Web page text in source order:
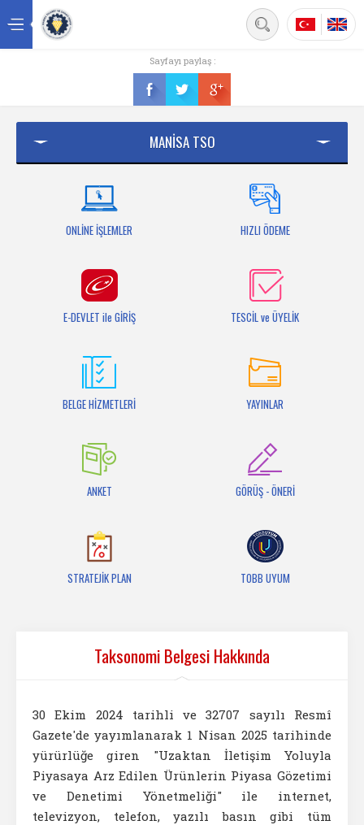
Üyelik
Bilgi Bankası
Sayfayı paylaş :
MANİSA TSO
ONLİNE İŞLEMLER HIZLI ÖDEME
E-DEVLET ile GİRİŞ TESCİL ve ÜYELİK
BELGE HİZMETLERİ YAYINLAR
ANKET GÖRÜŞ - ÖNERİ
STRATEJİK PLAN TOBB UYUM
Taksonomi Belgesi Hakkında
30 Ekim 2024 tarihli ve 32707 sayılı Resmî
Gazete'de yayımlanarak 1 Nisan 2025 tarihinde
yürürlüğe giren "Uzaktan İletişim Yoluyla
Piyasaya Arz Edilen Ürünlerin Piyasa Gözetimi
ve Denetimi Yönetmeliği" ile internet,
televizyon, telefon, yazılı basın gibi tüm